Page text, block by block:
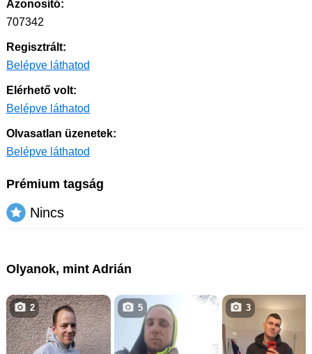
Azonosító:
707342
Regisztrált:
Belépve láthatod
Elérhető volt:
Belépve láthatod
Olvasatlan üzenetek:
Belépve láthatod
Prémium tagság
Nincs
Olyanok, mint Adrián
2 5 3